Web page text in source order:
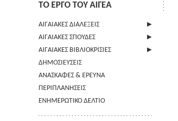
ΤΟ ΕΡΓΟ ΤΟΥ ΑΙΓΕΑ
ΑΙΓΑΙΑΚΕΣ ΔΙΑΛΕΞΕΙΣ
ΠΛΗΡΟΦΟΡΙΕΣ
ΑΙΓΑΙΑΚΕΣ ΣΠΟΥΔΕΣ
ΠΛΗΡΟΦΟΡΙΕΣ
ΟΔΗΓΙΕΣ ΠΡΟΣ ΣΥΓΓΡΑΦΕΙΣ
ΟΡΟΙ ΧΡΗΣΗΣ
ΕΠΙΚΟΙΝΩΝΙΑ
ΑΙΓΑΙΑΚΕΣ ΒΙΒΛΙΟΚΡΙΣΙΕΣ
ΠΛΗΡΟΦΟΡΙΕΣ
ΔΗΜΟΣΙΕΥΣΕΙΣ
ΑΝΑΣΚΑΦΕΣ & ΕΡΕΥΝΑ
ΠΕΡΙΠΛΑΝΗΣΕΙΣ
ΕΝΗΜΕΡΩΤΙΚΟ ΔΕΛΤΙΟ